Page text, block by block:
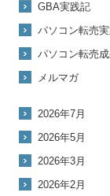
GBA実践記
パソコン転売
パソコン転売
メルマガ
2026年7月
2026年5月
2026年3月
2026年2月